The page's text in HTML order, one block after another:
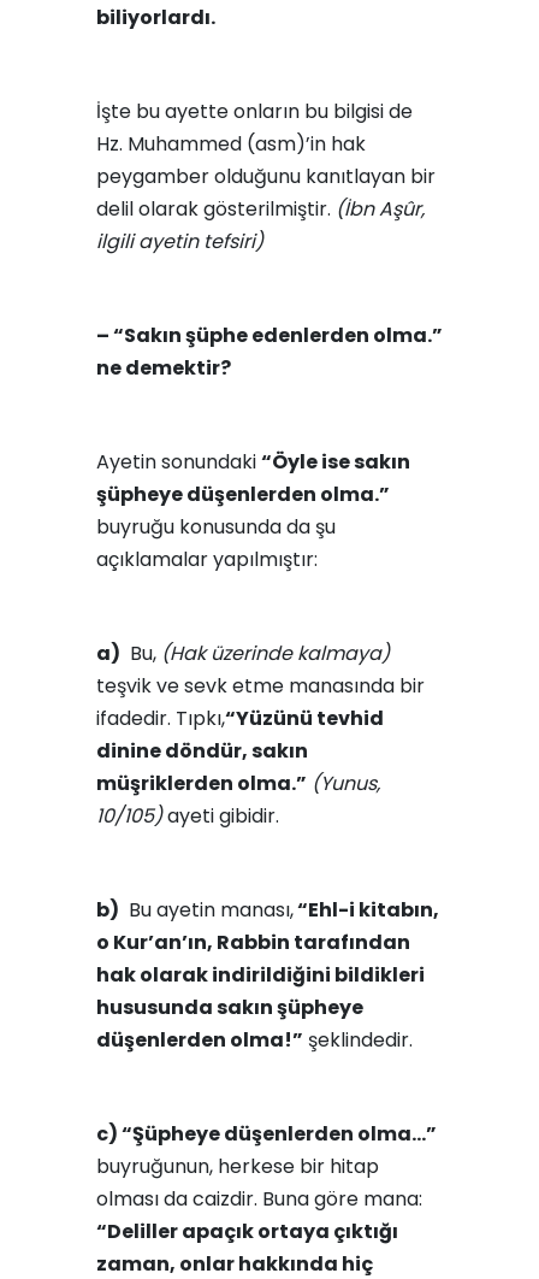
biliyorlardı.
İşte bu ayette onların bu bilgisi de
Hz. Muhammed (asm)’in hak
peygamber olduğunu kanıtlayan bir
delil olarak gösteril­miştir. (İbn Aşûr,
ilgili ayetin tefsiri)
– “Sakın şüphe edenlerden olma.”
ne demektir?
Ayetin sonundaki“Öyle ise sakın
şüpheye düşenlerden olma.”
buyruğu konusunda da şu
açıklamalar yapılmıştır:
a) Bu, (Hak üzerinde kalmaya)
teşvik ve sevk etme manasında bir
ifadedir. Tıpkı,“Yüzünü tevhid
dinine döndür, sakın
müşriklerden olma.” (Yunus,
10/105)ayeti gibidir.
b) Bu ayetin manası,“Ehl-i kitabın,
o Kur’an’ın, Rabbin tarafından
hak olarak indirildiğini bildikleri
hususunda sakın şüpheye
düşenlerden olma!” şeklindedir.
c) “Şüpheye düşenlerden olma…”
buyruğunun, herkese bir hitap
olması da ca­izdir. Buna göre mana:
“Deliller apaçık ortaya çıktığı
zaman, onlar hakkında hiç